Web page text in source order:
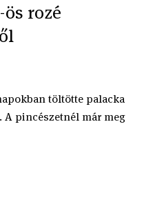
rozé
töltötte palacka
A pincészetnél már meg